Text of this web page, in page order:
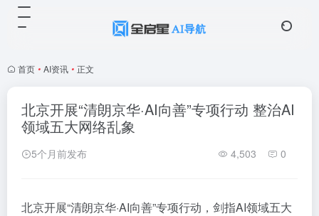
首页 • AI资讯 • 正文
北京开展“清朗京华·AI向善”专项行动 整治AI
领域五大网络乱象
5个月前发布 4,503 0
北京开展“清朗京华·AI向善”专项行动，剑指AI领域五大